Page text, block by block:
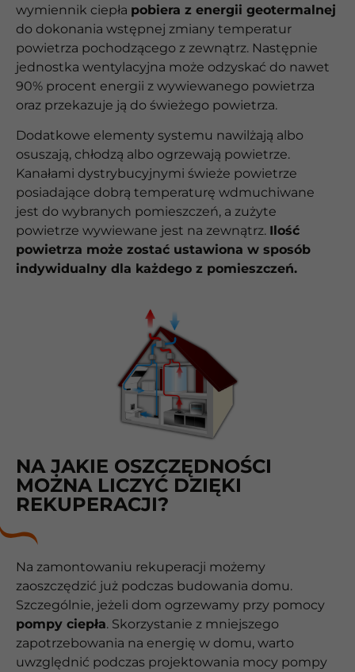
wymiennik ciepła pobiera z energii geotermalnej
do dokonania wstępnej zmiany temperatur
powietrza pochodzącego z zewnątrz. Następnie
jednostka wentylacyjna może odzyskać do nawet
90% procent energii z wywiewanego powietrza
oraz przekazuje ją do świeżego powietrza.
Dodatkowe elementy systemu nawilżają albo
osuszają, chłodzą albo ogrzewają powietrze.
Kanałami dystrybucyjnymi świeże powietrze
posiadające dobrą temperaturę wdmuchiwane
jest do wybranych pomieszczeń, a zużyte
powietrze wywiewane jest na zewnątrz. Ilość
powietrza może zostać ustawiona w sposób
indywidualny dla każdego z pomieszczeń.
NA JAKIE OSZCZĘDNOŚCI
MOŻNA LICZYĆ DZIĘKI
REKUPERACJI?
Na zamontowaniu rekuperacji możemy
zaoszczędzić już podczas budowania domu.
Szczególnie, jeżeli dom ogrzewamy przy pomocy
pompy ciepła. Skorzystanie z mniejszego
zapotrzebowania na energię w domu, warto
uwzględnić podczas projektowania mocy pompy